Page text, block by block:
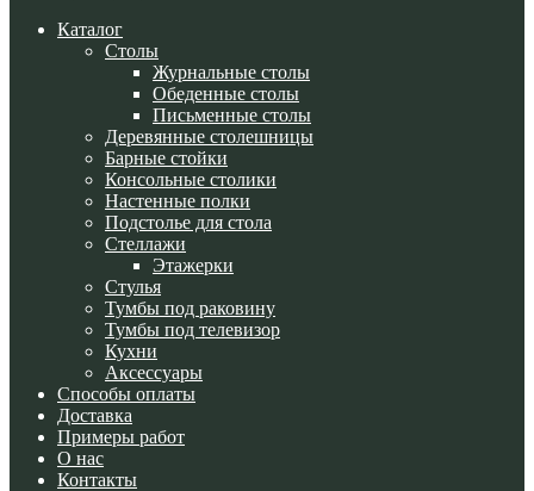
Каталог
Cтолы
Журнальные столы
Обеденные столы
Письменные столы
Деревянные столешницы
Барные стойки
Консольные столики
Настенные полки
Подстолье для стола
Стеллажи
Этажерки
Стулья
Тумбы под раковину
Тумбы под телевизор
Кухни
Аксессуары
Способы оплаты
Доставка
Примеры работ
О нас
Контакты